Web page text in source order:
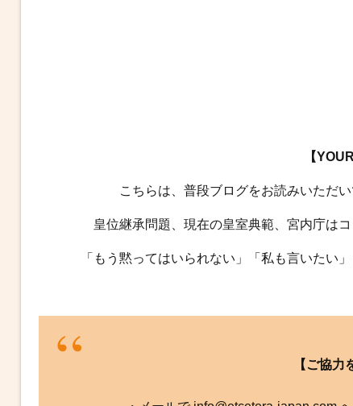
【
こちらは、普段ブログをお読みいただ
皇位継承問題、現在の皇室典範、宮内庁は
「もう黙ってはいられない」「私も言いたい
【ご協力